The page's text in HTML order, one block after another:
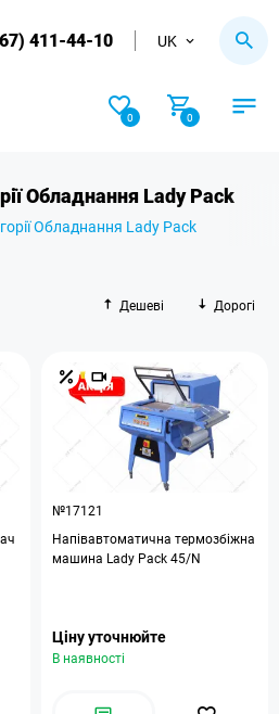
411-44-10 UK
0 0
Обладнання Lady Pack
Обладнання Lady Pack
Дешеві Дорогі
№17121
Напівавтоматична термозбіжна
машина Lady Pack 45/N
Ціну уточнюйте
В наявності